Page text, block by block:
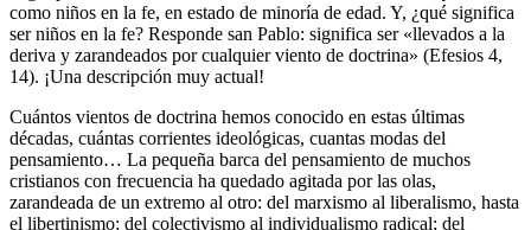
como niños en la fe, en estado de minoría de edad. Y, ¿qué significa
ser niños en la fe? Responde san Pablo: significa ser «llevados a la
deriva y zarandeados por cualquier viento de doctrina» (Efesios 4,
14). ¡Una descripción muy actual!
Cuántos vientos de doctrina hemos conocido en estas últimas
décadas, cuántas corrientes ideológicas, cuantas modas del
pensamiento… La pequeña barca del pensamiento de muchos
cristianos con frecuencia ha quedado agitada por las olas,
zarandeada de un extremo al otro: del marxismo al liberalismo, hasta
el libertinismo; del colectivismo al individualismo radical; del